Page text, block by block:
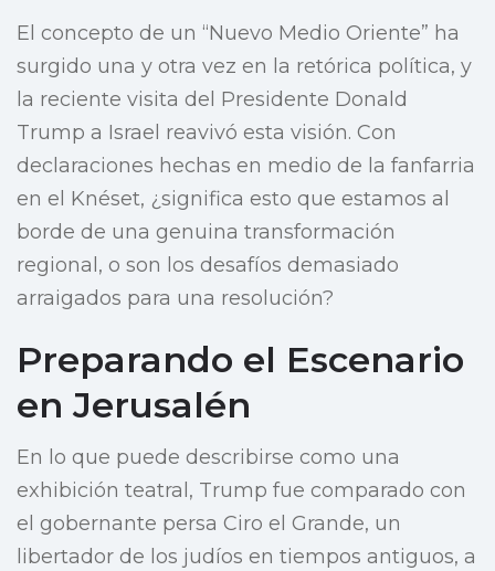
El concepto de un “Nuevo Medio Oriente” ha
surgido una y otra vez en la retórica política, y
la reciente visita del Presidente Donald
Trump a Israel reavivó esta visión. Con
declaraciones hechas en medio de la fanfarria
en el Knéset, ¿significa esto que estamos al
borde de una genuina transformación
regional, o son los desafíos demasiado
arraigados para una resolución?
Preparando el Escenario
en Jerusalén
En lo que puede describirse como una
exhibición teatral, Trump fue comparado con
el gobernante persa Ciro el Grande, un
libertador de los judíos en tiempos antiguos, a